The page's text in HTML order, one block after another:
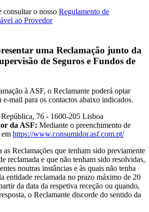
o nosso Regulamento de
ao Provedor
uma Reclamação junto da
de Seguros e Fundos de
à ASF, o Reclamante poderá optar
mail para os contactos abaixo indicados.
76 - 1600-205 Lisboa
da ASF: Mediante o preenchimento de
https://www.consumidor.asf.com.pt/
as Reclamações que tenham sido previamente
reclamada e que não tenham sido resolvidas,
noutras instâncias e às quais não tenha
entidade reclamada no prazo máximo de 20
da data da respetiva receção ou quando,
o Reclamante discorde do sentido da